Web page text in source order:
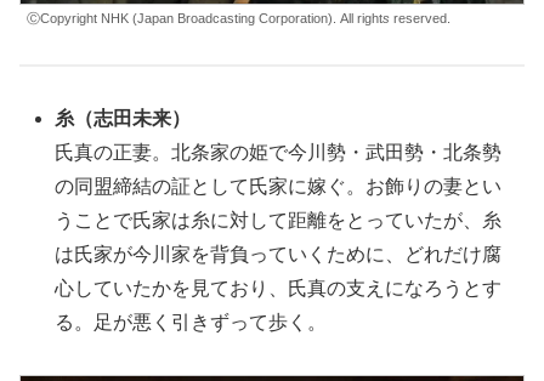
ⒸCopyright NHK (Japan Broadcasting Corporation). All rights reserved.
糸（志田未来）
氏真の正妻。北条家の姫で今川勢・武田勢・北条勢
の同盟締結の証として氏家に嫁ぐ。お飾りの妻とい
うことで氏家は糸に対して距離をとっていたが、糸
は氏家が今川家を背負っていくために、どれだけ腐
心していたかを見ており、氏真の支えになろうとす
る。足が悪く引きずって歩く。